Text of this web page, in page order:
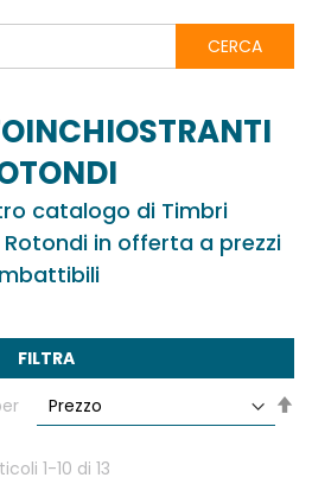
CERCA
catalogo di Timbri
in offerta a prezzi
1-10 di 13
FILTRA